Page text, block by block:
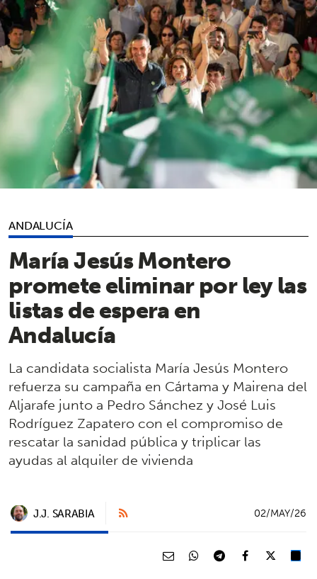
ANDALUCÍA
María Jesús Montero
promete eliminar por ley las
listas de espera en
Andalucía
La candidata socialista María Jesús Montero
refuerza su campaña en Cártama y Mairena del
Aljarafe junto a Pedro Sánchez y José Luis
Rodríguez Zapatero con el compromiso de
rescatar la sanidad pública y triplicar las
ayudas al alquiler de vivienda
J.J. SARABIA 02/MAY/26